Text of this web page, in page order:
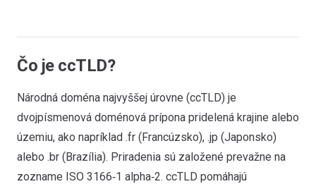
Čo je ccTLD?
Národná doména najvyššej úrovne (ccTLD) je
dvojpísmenová doménová prípona pridelená krajine alebo
územiu, ako napríklad .fr (Francúzsko), .jp (Japonsko)
alebo .br (Brazília). Priradenia sú založené prevažne na
zozname ISO 3166‑1 alpha‑2. ccTLD pomáhajú